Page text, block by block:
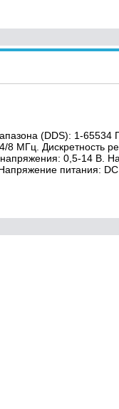
(DDS): 1-65534
8 МГц. Дискретность
0,5-14 В.
питания: DC